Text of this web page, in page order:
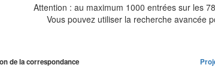
Attention : au maximum 1000 entrées sur les
Vous pouvez utiliser la recherche avancée
de la correspondance